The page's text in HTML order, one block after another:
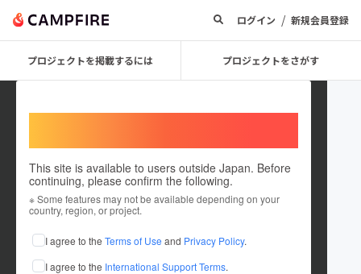
ログイン / 新規会員登録
プロジェクトを掲載するには プロジェクトをさがす
This site is available to users outside Japan. Before
continuing, please confirm the following.
※ Some features may not be available depending on your
country, region, or project.
I agree to the Terms of Use and Privacy Policy.
I agree to the International Support Terms.
KOSUKE OMUNE
これまでに5回支援して1件のプロジェクトを投稿しています